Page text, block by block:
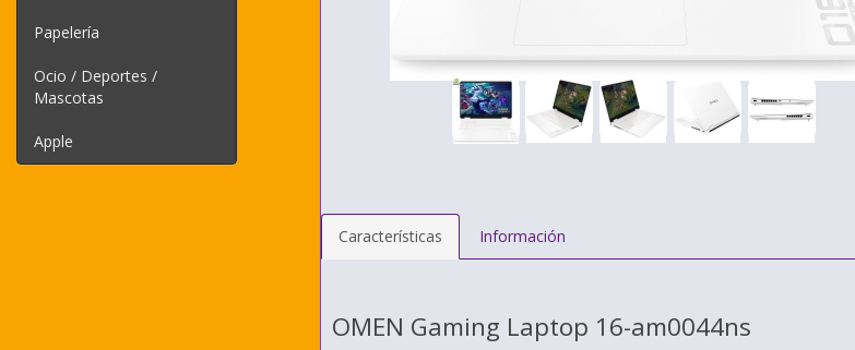
Papelería
Ocio / Deportes /
Mascotas
Apple
Características Información
OMEN Gaming Laptop 16-am0044ns